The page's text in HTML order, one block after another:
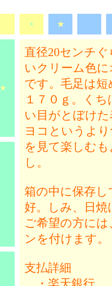
★ ★
★
直径20センチ
いクリーム色
です。毛足は
１７０ｇ。く
い目がとぼけ
ヨコというよ
を見て楽しむ
し。
箱の中に保存
好。しみ、日
ご希望の方に
ンを付けます。
支払詳細